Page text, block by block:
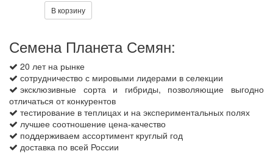
В корзину
Семена Планета Семян:
20 лет на рынке
сотрудничество с мировыми лидерами в селекции
эксклюзивные сорта и гибриды, позволяющие выгодно
отличаться от конкурентов
тестирование в теплицах и на экспериментальных полях
лучшее соотношение цена-качество
поддерживаем ассортимент круглый год
доставка по всей России